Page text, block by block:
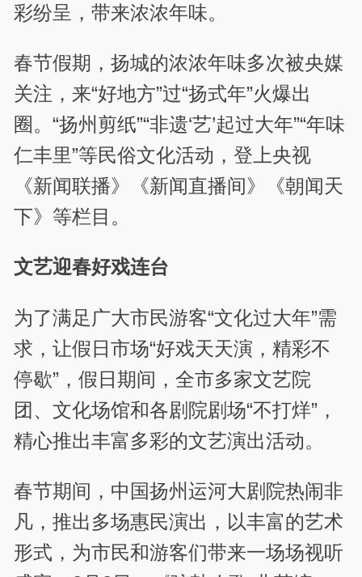
彩纷呈，带来浓浓年味。
春节假期，扬城的浓浓年味多次被央媒
关注，来“好地方”过“扬式年”火爆出
圈。“扬州剪纸”“非遗‘艺’起过大年”“年味
仁丰里”等民俗文化活动，登上央视
《新闻联播》《新闻直播间》《朝闻天
下》等栏目。
文艺迎春好戏连台
为了满足广大市民游客“文化过大年”需
求，让假日市场“好戏天天演，精彩不
停歇”，假日期间，全市多家文艺院
团、文化场馆和各剧院剧场“不打烊”，
精心推出丰富多彩的文艺演出活动。
春节期间，中国扬州运河大剧院热闹非
凡，推出多场惠民演出，以丰富的艺术
形式，为市民和游客们带来一场场视听